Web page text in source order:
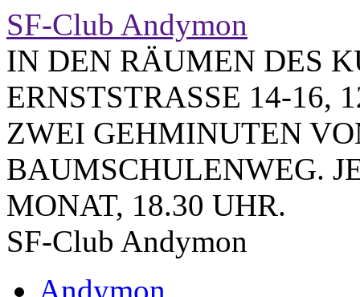
SF-Club Andymon
IN DEN RÄUMEN DES
ERNSTSTRASSE 14-16,
ZWEI GEHMINUTEN
BAUMSCHULENWEG.
MONAT, 18.30 UHR.
SF-Club Andymon